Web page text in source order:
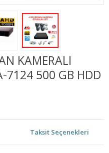
KAMERALI
7124 500 GB HDD
Taksit Seçenekleri